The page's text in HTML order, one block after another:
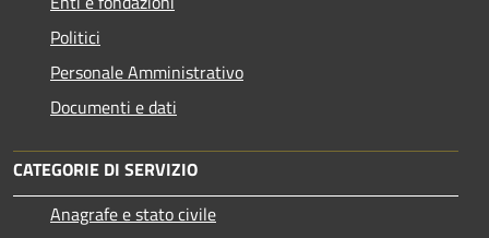
Politici
Personale Amministrativo
Documenti e dati
CATEGORIE DI SERVIZIO
Anagrafe e stato civile